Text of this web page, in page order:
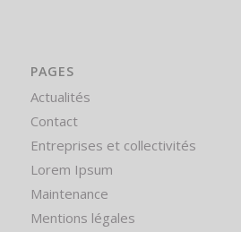
PAGES
Actualités
Contact
Entreprises et collectivités
Lorem Ipsum
Maintenance
Mentions légales